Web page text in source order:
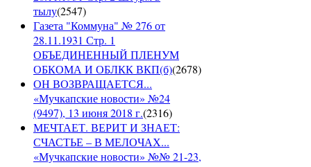
тылу(2547)
Газета "Коммуна" № 276 от
28.11.1931 Стр. 1
ОБЪЕДИНЕННЫЙ ПЛЕНУМ
ОБКОМА И ОБЛКК ВКП(б)(2678)
ОН ВОЗВРАЩАЕТСЯ...
«Мучкапские новости» №24
(9497), 13 июня 2018 г.(2316)
МЕЧТАЕТ. ВЕРИТ И ЗНАЕТ:
СЧАСТЬЕ – В МЕЛОЧАХ...
«Мучкапские новости» №№ 21-23,